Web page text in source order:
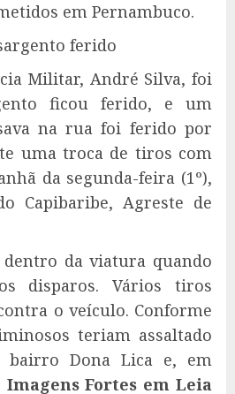
em Pernambuco.
ferido
Militar, André Silva, foi
ficou ferido, e um
na rua foi ferido por
uma troca de tiros com
da segunda-feira (1º),
Capibaribe, Agreste de
dentro da viatura quando
disparos. Vários tiros
o veículo. Conforme
teriam assaltado
bairro Dona Lica e, em
Imagens Fortes em Leia